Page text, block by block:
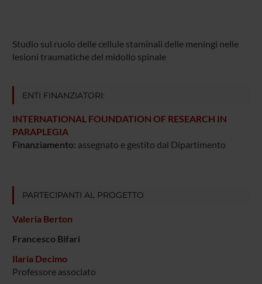
Studio sul ruolo delle cellule staminali delle meningi nelle
lesioni traumatiche del midollo spinale
ENTI FINANZIATORI:
INTERNATIONAL FOUNDATION OF RESEARCH IN
PARAPLEGIA
Finanziamento: assegnato e gestito dal Dipartimento
PARTECIPANTI AL PROGETTO
Valeria Berton
Francesco Bifari
Ilaria Decimo
Professore associato